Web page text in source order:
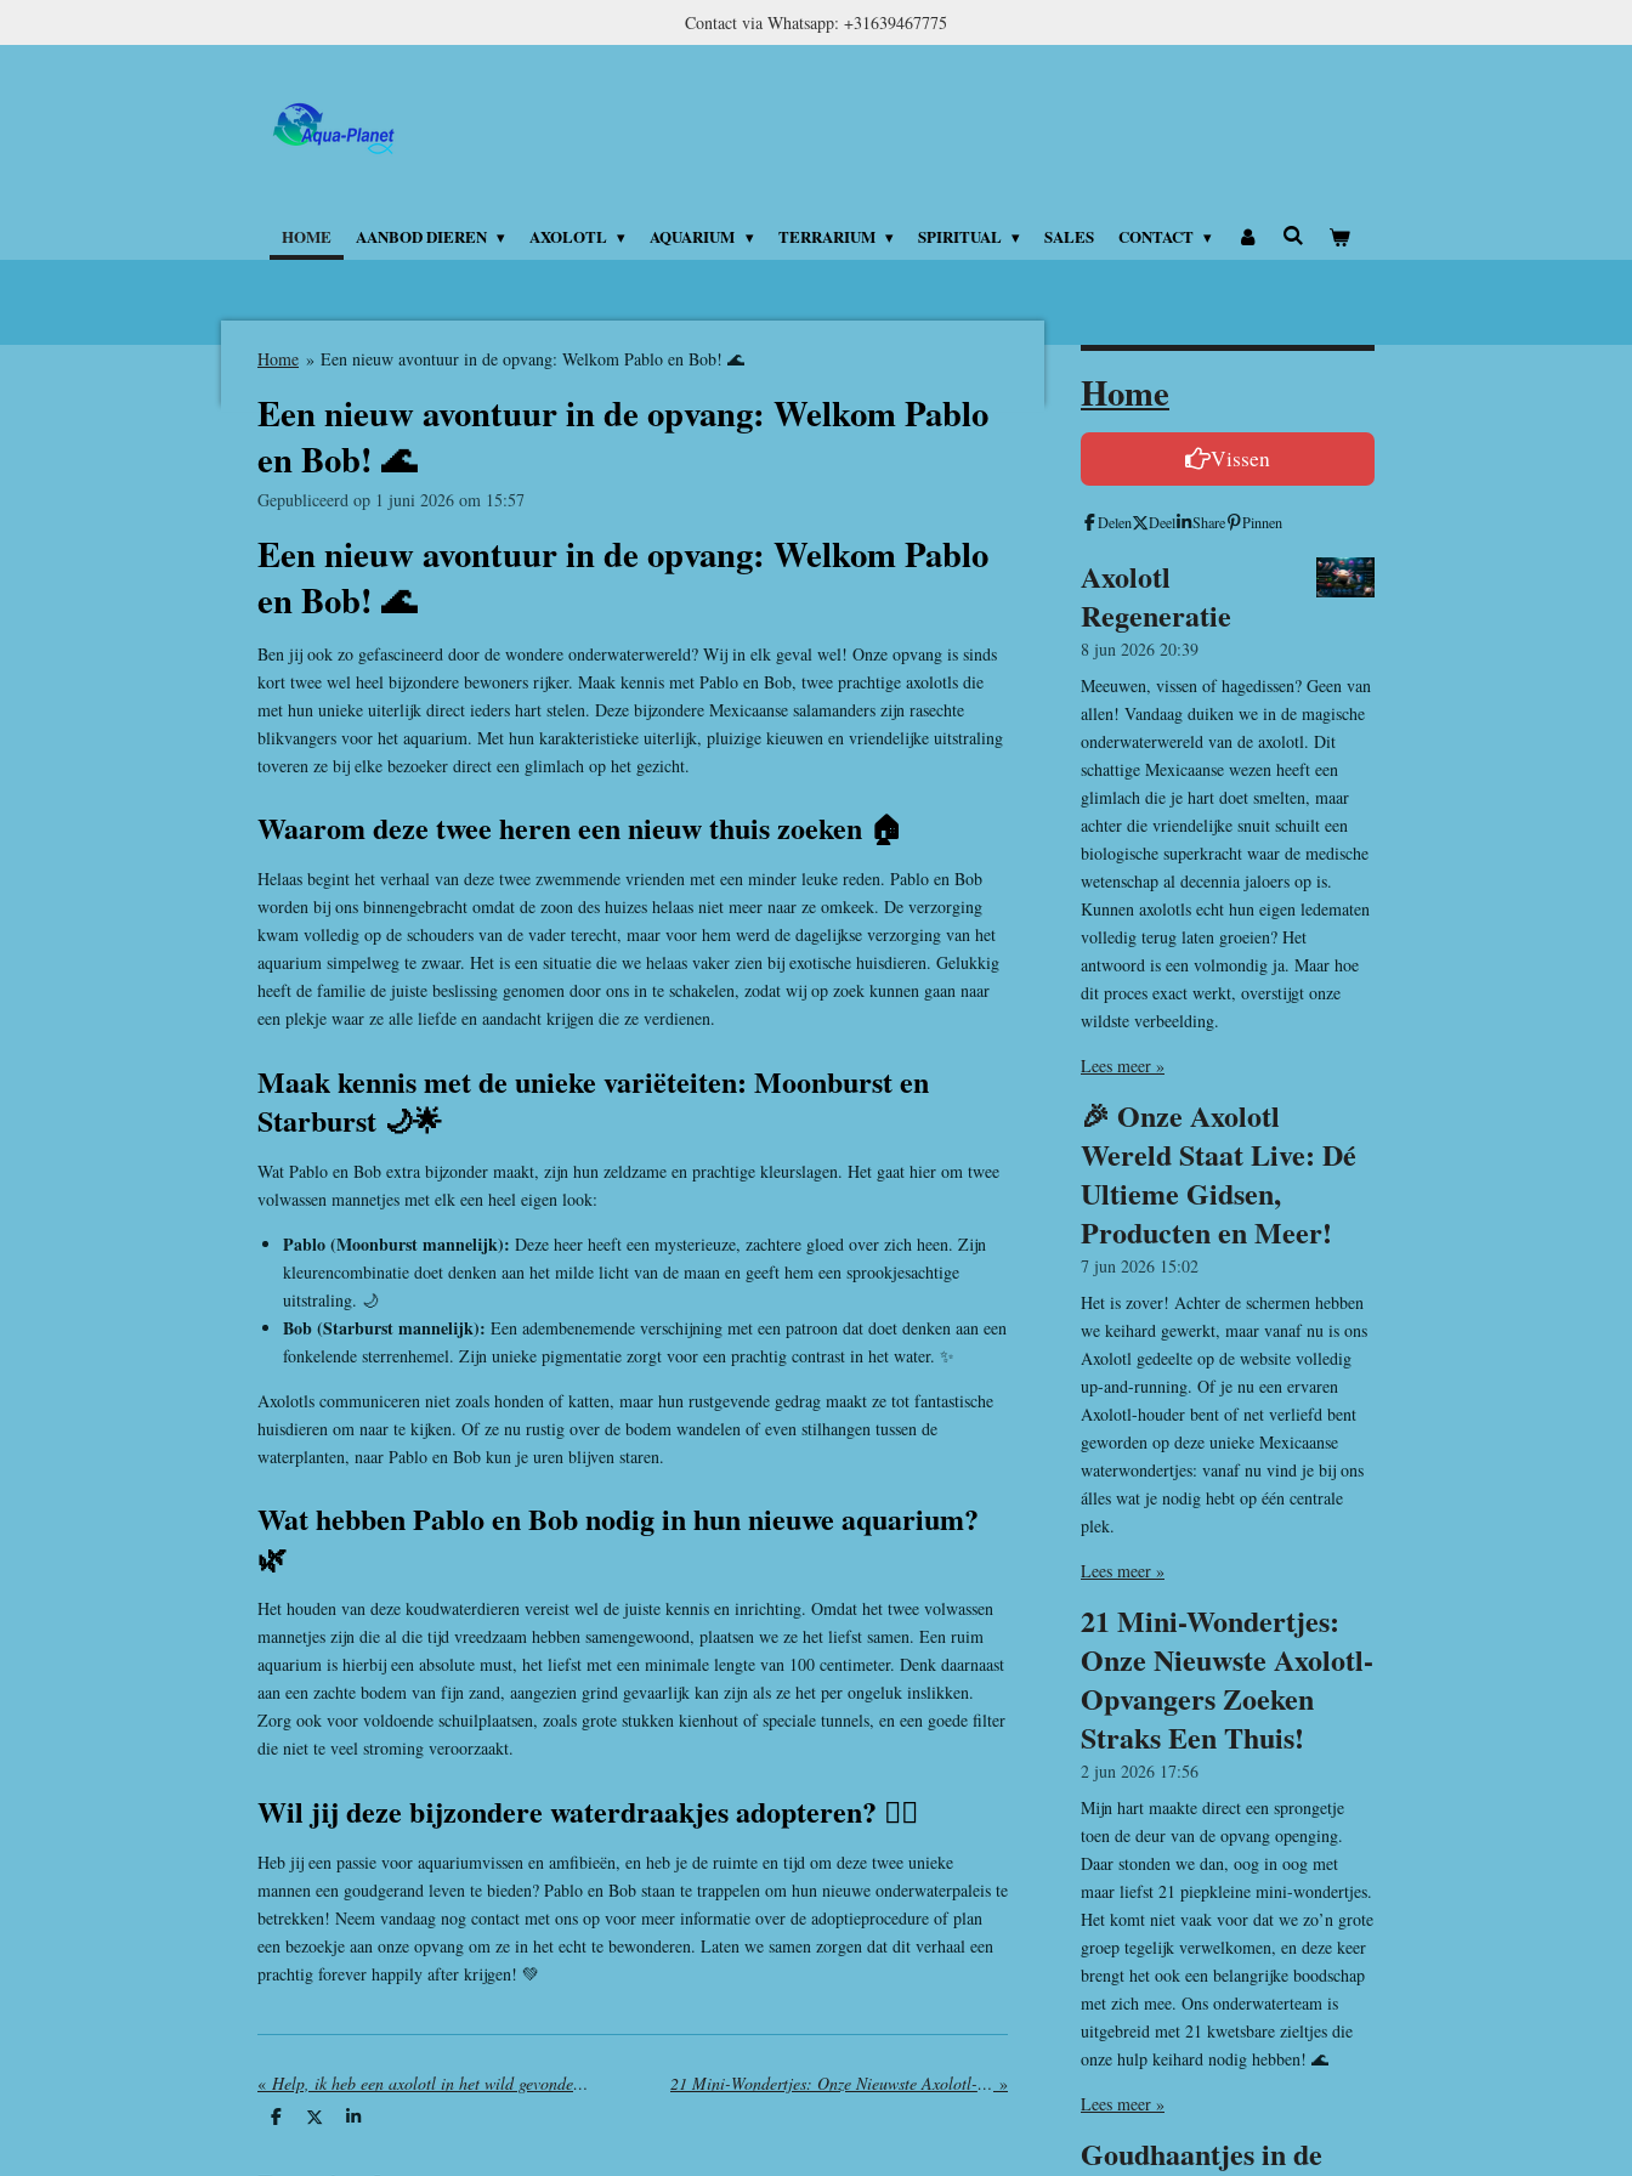
Contact via Whatsapp: +31639467775
HOME AANBOD DIEREN AXOLOTL AQUARIUM TERRARIUM SPIRITUAL SALES CONTACT
Home » Een nieuw avontuur in de opvang: Welkom Pablo en Bob! 🌊
Een nieuw avontuur in de opvang: Welkom Pablo
en Bob! 🌊
Gepubliceerd op 1 juni 2026 om 15:57
Een nieuw avontuur in de opvang: Welkom Pablo
en Bob! 🌊
Ben jij ook zo gefascineerd door de wondere onderwaterwereld? Wij in elk geval wel! Onze opvang is sinds
kort twee wel heel bijzondere bewoners rijker. Maak kennis met Pablo en Bob, twee prachtige axolotls die
met hun unieke uiterlijk direct ieders hart stelen. Deze bijzondere Mexicaanse salamanders zijn rasechte
blikvangers voor het aquarium. Met hun karakteristieke uiterlijk, pluizige kieuwen en vriendelijke uitstraling
toveren ze bij elke bezoeker direct een glimlach op het gezicht.
Waarom deze twee heren een nieuw thuis zoeken 🏠
Helaas begint het verhaal van deze twee zwemmende vrienden met een minder leuke reden. Pablo en Bob
worden bij ons binnengebracht omdat de zoon des huizes helaas niet meer naar ze omkeek. De verzorging
kwam volledig op de schouders van de vader terecht, maar voor hem werd de dagelijkse verzorging van het
aquarium simpelweg te zwaar. Het is een situatie die we helaas vaker zien bij exotische huisdieren. Gelukkig
heeft de familie de juiste beslissing genomen door ons in te schakelen, zodat wij op zoek kunnen gaan naar
een plekje waar ze alle liefde en aandacht krijgen die ze verdienen.
Maak kennis met de unieke variëteiten: Moonburst en
Starburst 🌙🌟
Wat Pablo en Bob extra bijzonder maakt, zijn hun zeldzame en prachtige kleurslagen. Het gaat hier om twee
volwassen mannetjes met elk een heel eigen look:
Pablo (Moonburst mannelijk): Deze heer heeft een mysterieuze, zachtere gloed over zich heen. Zijn
kleurencombinatie doet denken aan het milde licht van de maan en geeft hem een sprookjesachtige
uitstraling. 🌙
Bob (Starburst mannelijk): Een adembenemende verschijning met een patroon dat doet denken aan een
fonkelende sterrenhemel. Zijn unieke pigmentatie zorgt voor een prachtig contrast in het water. ✨
Axolotls communiceren niet zoals honden of katten, maar hun rustgevende gedrag maakt ze tot fantastische
huisdieren om naar te kijken. Of ze nu rustig over de bodem wandelen of even stilhangen tussen de
waterplanten, naar Pablo en Bob kun je uren blijven staren.
Wat hebben Pablo en Bob nodig in hun nieuwe aquarium?
🌿
Het houden van deze koudwaterdieren vereist wel de juiste kennis en inrichting. Omdat het twee volwassen
mannetjes zijn die al die tijd vreedzaam hebben samengewoond, plaatsen we ze het liefst samen. Een ruim
aquarium is hierbij een absolute must, het liefst met een minimale lengte van 100 centimeter. Denk daarnaast
aan een zachte bodem van fijn zand, aangezien grind gevaarlijk kan zijn als ze het per ongeluk inslikken.
Zorg ook voor voldoende schuilplaatsen, zoals grote stukken kienhout of speciale tunnels, en een goede filter
die niet te veel stroming veroorzaakt.
Wil jij deze bijzondere waterdraakjes adopteren? 🙋‍♂️
Heb jij een passie voor aquariumvissen en amfibieën, en heb je de ruimte en tijd om deze twee unieke
mannen een goudgerand leven te bieden? Pablo en Bob staan te trappelen om hun nieuwe onderwaterpaleis te
betrekken! Neem vandaag nog contact met ons op voor meer informatie over de adoptieprocedure of plan
een bezoekje aan onze opvang om ze in het echt te bewonderen. Laten we samen zorgen dat dit verhaal een
prachtig forever happily after krijgen! 💚
« Help, ik heb een axolotl in het wild gevonden! Wat nu? 21 Mini-Wondertjes: Onze Nieuwste Axolotl-Opvangers Zoeken Straks Een Thuis! »
D
D
S
Home
Vissen
Delen Deel Share Pinnen
Axolotl
Regeneratie
8 jun 2026 20:39
Meeuwen, vissen of hagedissen? Geen van
allen! Vandaag duiken we in de magische
onderwaterwereld van de axolotl. Dit
schattige Mexicaanse wezen heeft een
glimlach die je hart doet smelten, maar
achter die vriendelijke snuit schuilt een
biologische superkracht waar de medische
wetenschap al decennia jaloers op is.
Kunnen axolotls echt hun eigen ledematen
volledig terug laten groeien? Het
antwoord is een volmondig ja. Maar hoe
dit proces exact werkt, overstijgt onze
wildste verbeelding.
Lees meer »
🎉 Onze Axolotl
Wereld Staat Live: Dé
Ultieme Gidsen,
Producten en Meer!
7 jun 2026 15:02
Het is zover! Achter de schermen hebben
we keihard gewerkt, maar vanaf nu is ons
Axolotl gedeelte op de website volledig
up-and-running. Of je nu een ervaren
Axolotl-houder bent of net verliefd bent
geworden op deze unieke Mexicaanse
waterwondertjes: vanaf nu vind je bij ons
álles wat je nodig hebt op één centrale
plek.
Lees meer »
21 Mini-Wondertjes:
Onze Nieuwste Axolotl-
Opvangers Zoeken
Straks Een Thuis!
2 jun 2026 17:56
Mijn hart maakte direct een sprongetje
toen de deur van de opvang openging.
Daar stonden we dan, oog in oog met
maar liefst 21 piepkleine mini-wondertjes.
Het komt niet vaak voor dat we zo’n grote
groep tegelijk verwelkomen, en deze keer
brengt het ook een belangrijke boodschap
met zich mee. Ons onderwaterteam is
uitgebreid met 21 kwetsbare zieltjes die
onze hulp keihard nodig hebben! 🌊
Lees meer »
Goudhaantjes in de